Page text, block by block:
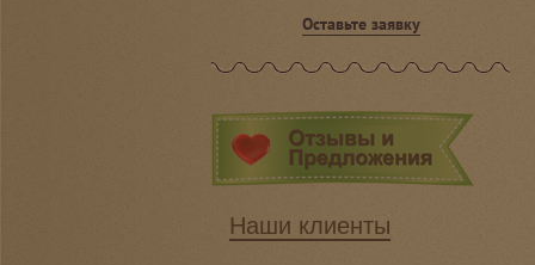
Оставьте заявку
Наши клиенты